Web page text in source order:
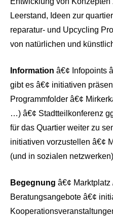
Leerstand, Ideen zur
reparatur- und Upcycling
von natürlichen und
Information â€¢ Infopoints
gibt es â€¢ initiativen
Programmfolder â€¢
…) â€¢ Stadtteilkonferenz
für das Quartier weiter zu
initiativen vorzustellen â€¢
(und in sozialen netzwerken)
Begegnung â€¢ Marktplatz
Beratungsangebote â€¢